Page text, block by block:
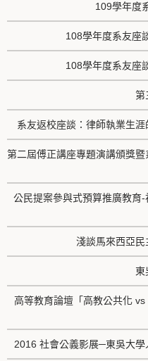
109學年度
108學年度系友座
108學年度系友座
第
系友返校座談：律師執業生涯
第二屆傅正講座專題演講頒獎暨
公民提案參與式預算推廣教育
淺談馬來西亞民
東
高等教育論壇「高教公共化 vs
2016 社會公義影展─東吳大學